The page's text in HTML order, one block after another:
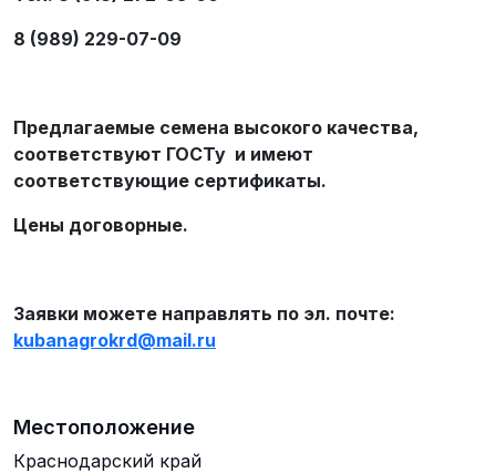
8 (989) 229-07-09
Предлагаемые семена высокого качества,
соответствуют ГОСТу и имеют
соответствующие сертификаты.
Цены договорные.
Заявки можете направлять по эл. почте:
kubanagrokrd@mail.ru
Местоположение
Краснодарский край